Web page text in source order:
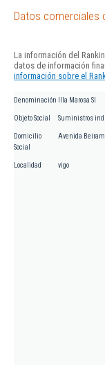
Datos comerciales
La información del
datos de información
información sobre el
Denominación Illa Marosa Sl
Objeto Social Suministros
Domicilio
Social
Avenida
Localidad vigo